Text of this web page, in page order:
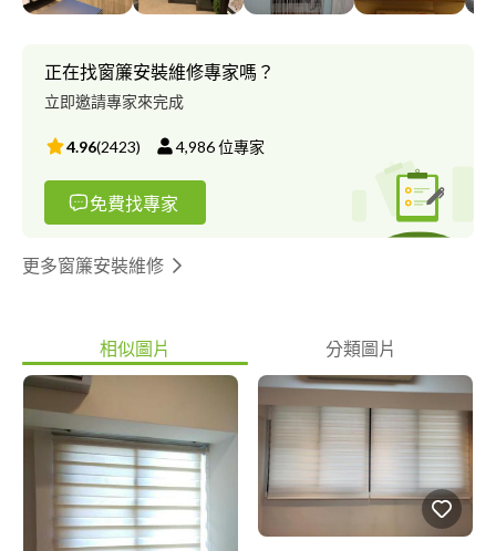
正在找窗簾安裝維修專家嗎？
立即邀請專家來完成
4.96(2423) 4,986位專家
免費找專家
更多窗簾安裝維修
相似圖片 分類圖片